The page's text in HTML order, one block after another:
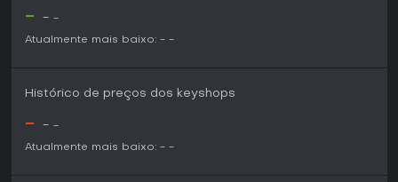
- - -
Atualmente mais baixo: - -
Histórico de preços dos keyshops
- - -
Atualmente mais baixo: - -